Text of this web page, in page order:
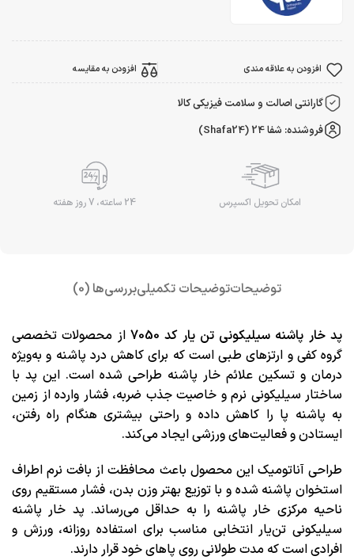
افزودن به علاقه مندی افزودن به مقایسه
گارانتی اصالت و سلامت فیزیکی کالا
فروشنده: شفا 24 (Shafa24)
امکان تحویل اکسپرس 24 ساعته، 7 روز هفته
توضیحاتتوضیحات تکمیلیبررسی‌ها (0)
پد خار پاشنه سیلیکونی تن یار کد 7050
از محصولات تخصصی
گروه کفی و ارتزهای طبی است که برای کاهش درد پاشنه و به‌ویژه
درمان و تسکین علائم خار پاشنه طراحی شده است. این پد با
ساختار سیلیکونی نرم و خاصیت جذب ضربه، فشار وارده از زمین
به پاشنه پا را کاهش داده و راحتی بیشتری هنگام راه رفتن،
ایستادن و فعالیت‌های ورزشی ایجاد می‌کند.
طراحی آناتومیک این محصول باعث محافظت از بافت نرم اطراف
استخوان پاشنه شده و با توزیع بهتر وزن بدن، فشار مستقیم روی
ناحیه مرکزی خار پاشنه را به حداقل می‌رساند. پد خار پاشنه
سیلیکونی تن‌یار انتخابی مناسب برای استفاده روزانه، ورزش و
افرادی است که مدت طولانی روی پاهای خود قرار دارند.